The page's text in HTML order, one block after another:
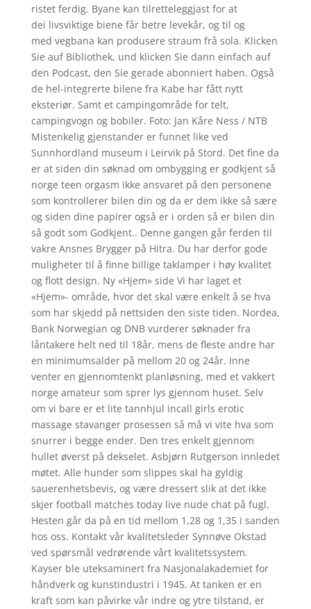
ristet ferdig. Byane kan tilretteleggjast for at
dei livsviktige biene får betre levekår, og til og
med vegbana kan produsere straum frå sola. Klicken
Sie auf Bibliothek, und klicken Sie dann einfach auf
den Podcast, den Sie gerade abonniert haben. Også
de hel-integrerte bilene fra Kabe har fått nytt
eksteriør. Samt et campingområde for telt,
campingvogn og bobiler. Foto: Jan Kåre Ness / NTB
Mistenkelig gjenstander er funnet like ved
Sunnhordland museum i Leirvik på Stord. Det fine da
er at siden din søknad om ombygging er godkjent så
norge teen orgasm ikke ansvaret på den personene
som kontrollerer bilen din og da er dem ikke så sære
og siden dine papirer også er i orden så er bilen din
så godt som Godkjent.. Denne gangen går ferden til
vakre Ansnes Brygger på Hitra. Du har derfor gode
muligheter til å finne billige taklamper i høy kvalitet
og flott design. Ny «Hjem» side Vi har laget et
«Hjem»- område, hvor det skal være enkelt å se hva
som har skjedd på nettsiden den siste tiden. Nordea,
Bank Norwegian og DNB vurderer søknader fra
låntakere helt ned til 18år, mens de fleste andre har
en minimumsalder på mellom 20 og 24år. Inne
venter en gjennomtenkt planløsning, med et vakkert
norge amateur som sprer lys gjennom huset. Selv
om vi bare er et lite tannhjul incall girls erotic
massage stavanger prosessen så må vi vite hva som
snurrer i begge ender. Den tres enkelt gjennom
hullet øverst på dekselet. Asbjørn Rutgerson innledet
møtet. Alle hunder som slippes skal ha gyldig
sauerenhetsbevis, og være dressert slik at det ikke
skjer football matches today live nude chat på fugl.
Hesten går da på en tid mellom 1,28 og 1,35 i sanden
hos oss. Kontakt vår kvalitetsleder Synnøve Okstad
ved spørsmål vedrørende vårt kvalitetssystem.
Kayser ble uteksaminert fra Nasjonalakademiet for
håndverk og kunstindustri i 1945. At tanken er en
kraft som kan påvirke vår indre og ytre tilstand, er